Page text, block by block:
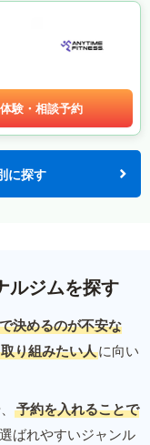
体験・相談予約
に探す
ルジムを探す
決めるのが不安な
り組みたい人に向い
予約を入れることで
ばれやすいジャンル